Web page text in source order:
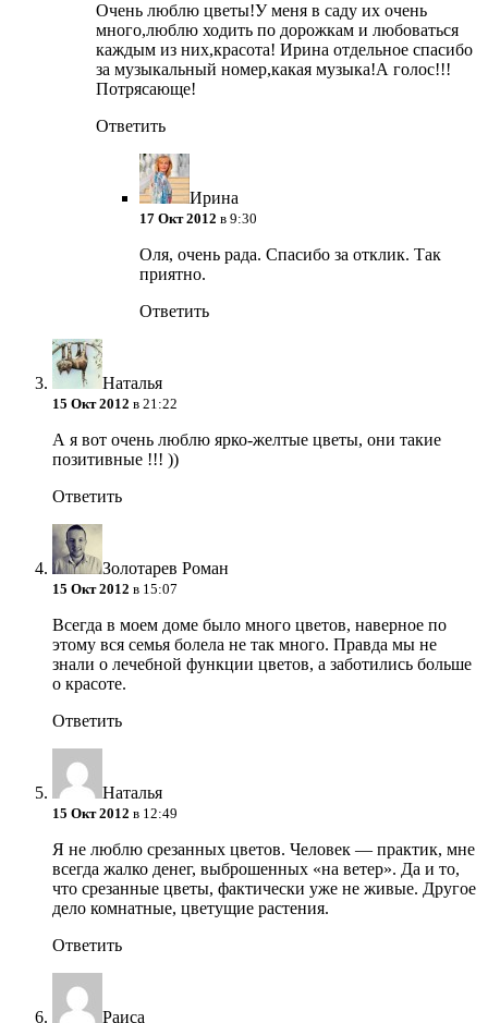
Очень люблю цветы!У меня в саду их очень
много,люблю ходить по дорожкам и любоваться
каждым из них,красота! Ирина отдельное спасибо
за музыкальный номер,какая музыка!А голос!!!
Потрясающе!
Ответить
Ирина
17 Окт 2012 в 9:30
Оля, очень рада. Спасибо за отклик. Так
приятно.
Ответить
Наталья
15 Окт 2012 в 21:22
А я вот очень люблю ярко-желтые цветы, они такие
позитивные !!! ))
Ответить
Золотарев Роман
15 Окт 2012 в 15:07
Всегда в моем доме было много цветов, наверное по
этому вся семья болела не так много. Правда мы не
знали о лечебной функции цветов, а заботились больше
о красоте.
Ответить
Наталья
15 Окт 2012 в 12:49
Я не люблю срезанных цветов. Человек — практик, мне
всегда жалко денег, выброшенных «на ветер». Да и то,
что срезанные цветы, фактически уже не живые. Другое
дело комнатные, цветущие растения.
Ответить
Раиса